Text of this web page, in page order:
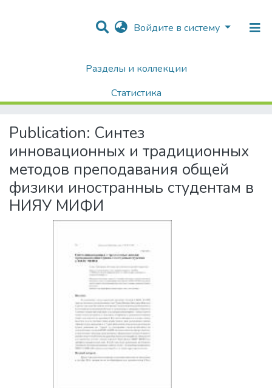
Войдите в систему
Разделы и коллекции
Статистика
Хроника Университета и упоминания в СМИ
Синтез инновационных и традиционных методов преподавания общей физики иностранныь студентам в НИЯУ МИФИ
Publication: Синтез
инновационных и традиционных
методов преподавания общей
физики иностранныь студентам в
НИЯУ МИФИ